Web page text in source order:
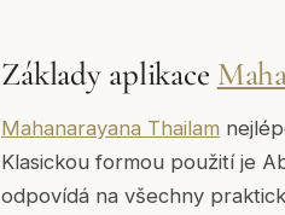
Základy aplikace
Mahanarayana Thailam
Klasickou formou použití je
odpovídá na všechny